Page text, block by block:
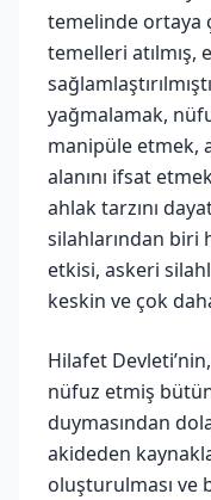
temelinde ortaya
temelleri atılmış,
yağmalamak,
manipüle etmek,
alanını ifsat
ahlak tarzını
silahlarından biri
etkisi, askeri
keskin ve çok
Hilafet
nüfuz etmiş
duymasından
akideden
oluşturulması